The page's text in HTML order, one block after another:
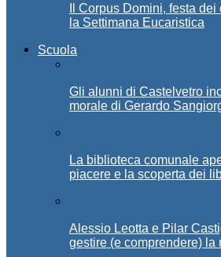
Il Corpus Domini, festa
la Settimana Eucaristica
Scuola
Gli alunni di Castelvetro
morale di Gerardo
La biblioteca comunale
piacere e la scoperta dei
Alessio Leotta e Pilar
gestire (e comprendere) la